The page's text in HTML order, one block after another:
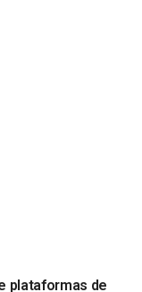
plataformas de